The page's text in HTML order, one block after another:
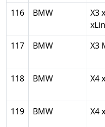
116 BMW
X3
117 BMW X3
118 BMW X4
119 BMW X4